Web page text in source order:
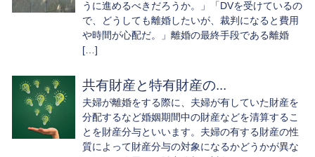
うに進めるべきだろうか。」「DVを受けているの
で、どうしても離婚したいが、裁判になると費用
や時間が心配だ。」離婚の最終手段である離婚
[…]
共有財産と特有財産の...
夫婦が離婚をする際に、夫婦が有していた財産を
分配するなど婚姻期間中の財産などを清算するこ
とを財産分与といいます。夫婦の有する財産の性
質によって財産分与の対象になるかどうかが異な